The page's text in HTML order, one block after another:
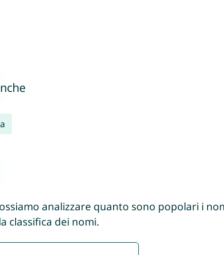
analizzare quanto sono popolari i
classifica dei nomi.